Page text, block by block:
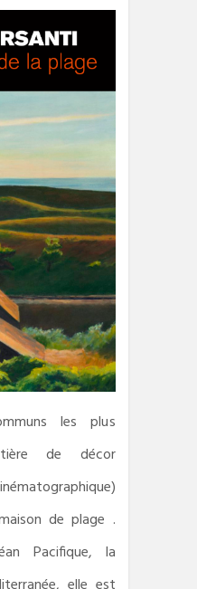
les plus
de décor
de plage .
Pacifique, la